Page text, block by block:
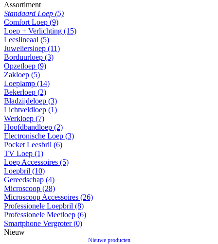
Assortiment
Standaard Loep (5)
Comfort Loep (9)
Loep + Verlichting (15)
Leeslineaal (5)
Juweliersloep (11)
Borduurloep (3)
Opzetloep (9)
Zakloep (5)
Loeplamp (14)
Bekerloep (2)
Bladzijdeloep (3)
Lichtveldloep (1)
Werkloep (7)
Hoofdbandloep (2)
Electronische Loep (3)
Pocket Leesbril (6)
TV Loep (1)
Loep Accessoires (5)
Loepbril (10)
Gereedschap (4)
Microscoop (28)
Microscoop Accessoires (26)
Professionele Loepbril (8)
Professionele Meetloep (6)
Smartphone Vergroter (0)
Nieuw
Nieuwe producten